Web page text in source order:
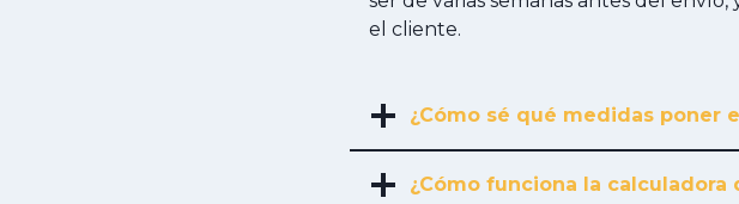
el cliente.
¿Cómo sé qué medidas poner
¿Cómo funciona la calculadora